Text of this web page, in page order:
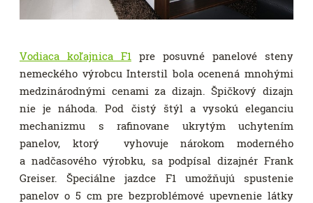
Vodiaca koľajnica F1 pre posuvné panelové steny
nemeckého výrobcu Interstil bola ocenená mnohými
medzinárodnými cenami za dizajn. Špičkový dizajn
nie je náhoda. Pod čistý štýl a vysokú eleganciu
mechanizmu s rafinovane ukrytým uchytením
panelov, ktorý vyhovuje nárokom moderného
a nadčasového výrobku, sa podpísal dizajnér Frank
Greiser. Špeciálne jazdce F1 umožňujú spustenie
panelov o 5 cm pre bezproblémové upevnenie látky